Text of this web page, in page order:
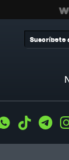
Suscríbete
WhatsApp
Tiktok